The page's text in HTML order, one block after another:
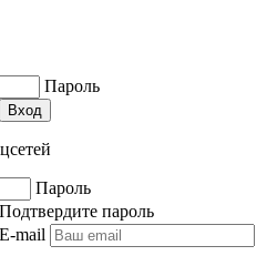
Пароль
Вход
Пароль
Подтвердите пароль
E-mail